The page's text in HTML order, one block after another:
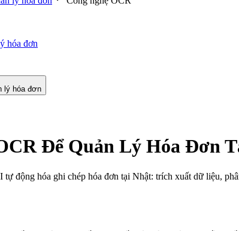
hóa đơn
lý hóa đơn
Để Quản Lý Hóa Đơn
động hóa ghi chép hóa đơn tại Nhật: trích xuất dữ liệu,